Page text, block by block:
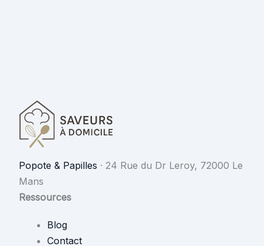
Popote & Papilles · 24 Rue du Dr Leroy, 72000 Le
Mans
Ressources
Blog
Contact